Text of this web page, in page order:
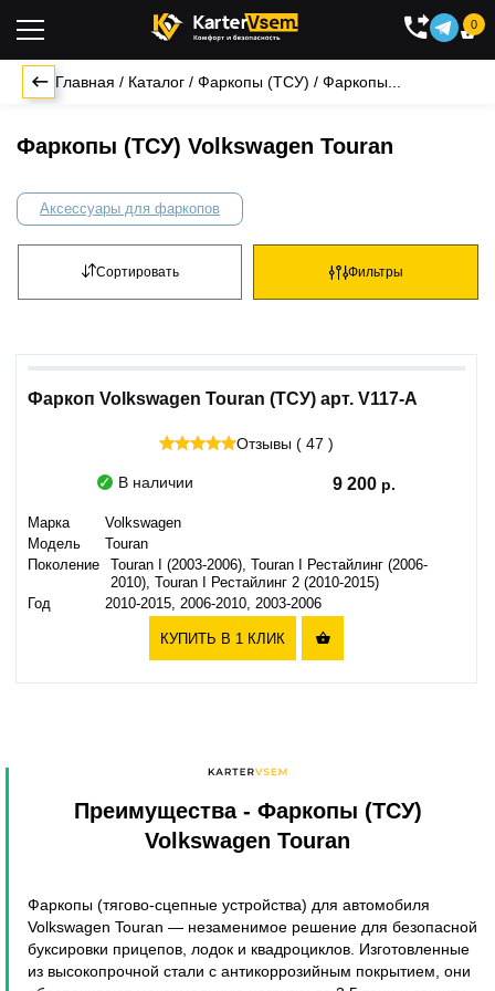

0
Главная / Каталог / Фаркопы (ТСУ) / Фаркопы...
Фаркопы (ТСУ) Volkswagen Touran
Аксессуары для фаркопов
Фильтры
Сортировать
Фаркоп Volkswagen Touran (ТСУ) арт. V117-A
Отзывы ( 47 )
В наличии 9 200
Марка
Volkswagen
Модель
Touran
Поколение
Touran I (2003-2006), Touran I Рестайлинг (2006-
2010), Touran I Рестайлинг 2 (2010-2015)
Год
2010-2015, 2006-2010, 2003-2006
КУПИТЬ В 1 КЛИК 
Преимущества- Фаркопы (ТСУ)
Volkswagen Touran
Фаркопы (тягово-сцепные устройства) для автомобиля
Volkswagen Touran — незаменимое решение для безопасной
буксировки прицепов, лодок и квадроциклов. Изготовленные
из высокопрочной стали с антикоррозийным покрытием, они